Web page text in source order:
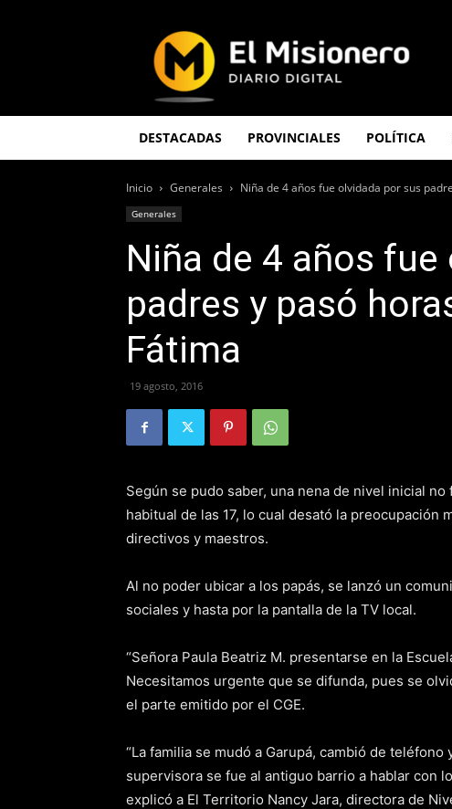
Misionero
DESTACADAS PROVINCIALES POLÍTICA
Inicio Generales Niña de 4 años fue olvidada por sus
Generales
Niña de 4 años
padres y pasó
Fátima
19 agosto, 2016
Según se pudo saber, una nena de nivel inicial
habitual de las 17, lo cual desató la preocupación
directivos y maestros.
Al no poder ubicar a los papás, se lanzó un
sociales y hasta por la pantalla de la TV local.
“Señora Paula Beatriz M. presentarse en la
Necesitamos urgente que se difunda, pues se
el parte emitido por el CGE.
“La familia se mudó a Garupá, cambió de
supervisora se fue al antiguo barrio a hablar con
explicó a El Territorio Nancy Jara, directora de